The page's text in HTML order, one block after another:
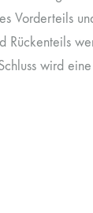
Vorderteils
Rückenteils
wird